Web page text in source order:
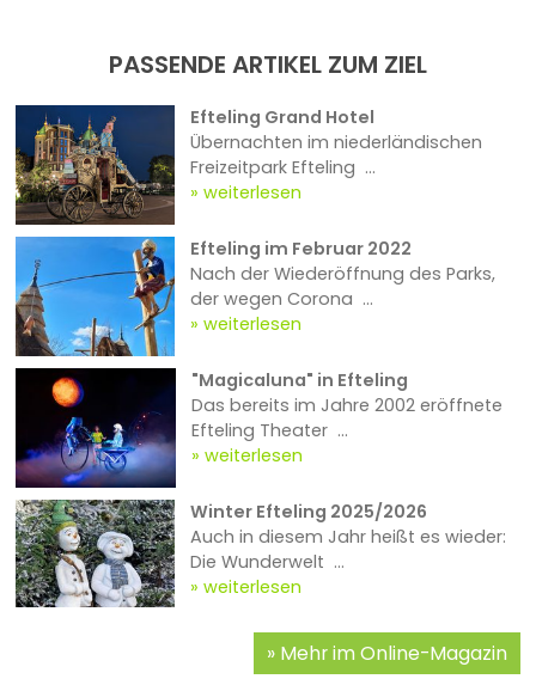
PASSENDE ARTIKEL ZUM ZIEL
Efteling Grand Hotel
Übernachten im niederländischen
Freizeitpark Efteling ...
weiterlesen
Efteling im Februar 2022
Nach der Wiederöffnung des Parks,
der wegen Corona ...
weiterlesen
"Magicaluna" in Efteling
Das bereits im Jahre 2002 eröffnete
Efteling Theater ...
weiterlesen
Winter Efteling 2025/2026
Auch in diesem Jahr heißt es wieder:
Die Wunderwelt ...
weiterlesen
Mehr im Online-Magazin